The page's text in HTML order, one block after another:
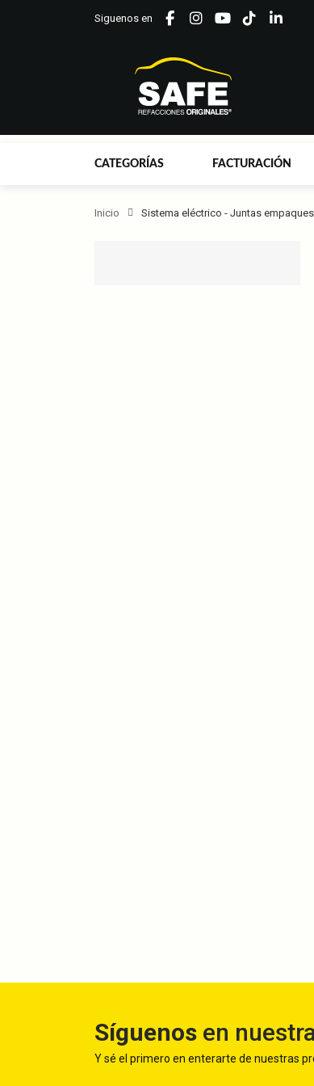
Siguenos en
CATEGORÍAS FACTURACIÓN
Inicio Sistema eléctrico - Juntas
Síguenos en
Y sé el primero en enterarte de nuestras